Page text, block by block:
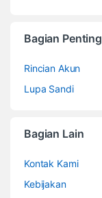
Bagian Penting
Rincian Akun
Lupa Sandi
Bagian Lain
Kontak Kami
Kebijakan